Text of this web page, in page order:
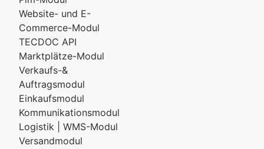
Website- und E-
Commerce-Modul
TECDOC API
Marktplätze-Modul
Verkaufs-&
Auftragsmodul
Einkaufsmodul
Kommunikationsmodul
Logistik | WMS-Modul
Versandmodul